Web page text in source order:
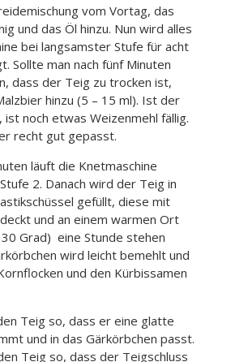
vom Vortag, das
und das Öl hinzu. Nun wird alles
bei langsamster Stufe für acht
Sollte man nach fünf Minuten
dass der Teig zu trocken ist,
hinzu (5 – 15 ml). Ist der
ist noch etwas Weizenmehl fällig.
recht gut gepasst.
läuft die Knetmaschine
2. Danach wird der Teig in
gefüllt, diese mit
und an einem warmen Ort
Grad) eine Stunde stehen
wird leicht bemehlt und
und den Kürbissamen
Teig so, dass er eine glatte
und in das Gärkörbchen passt.
Teig so, dass der Teigschluss